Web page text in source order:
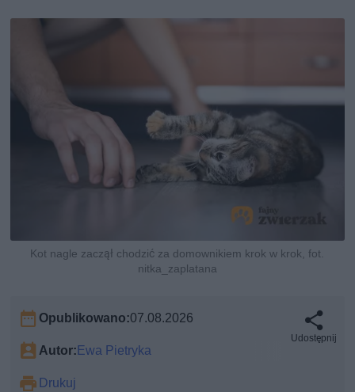
Kot nagle zaczął chodzić za domownikiem krok w krok, fot.
nitka_zaplatana
Opublikowano:07.08.2026
Autor:Ewa Pietryka
Drukuj
Udostępnij